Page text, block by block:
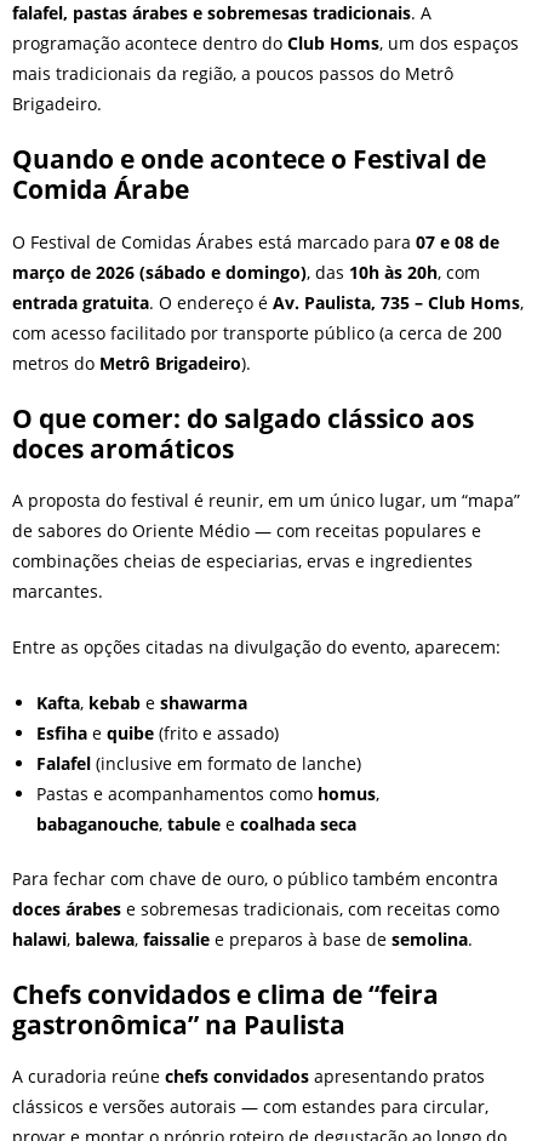
falafel, pastas árabes e sobremesas tradicionais. A
programação acontece dentro do Club Homs, um dos espaços
mais tradicionais da região, a poucos passos do Metrô
Brigadeiro.
Quando e onde acontece o Festival de
Comida Árabe
O Festival de Comidas Árabes está marcado para 07 e 08 de
março de 2026 (sábado e domingo), das 10h às 20h, com
entrada gratuita. O endereço é Av. Paulista, 735 – Club Homs,
com acesso facilitado por transporte público (a cerca de 200
metros do Metrô Brigadeiro).
O que comer: do salgado clássico aos
doces aromáticos
A proposta do festival é reunir, em um único lugar, um “mapa”
de sabores do Oriente Médio — com receitas populares e
combinações cheias de especiarias, ervas e ingredientes
marcantes.
Entre as opções citadas na divulgação do evento, aparecem:
Kafta, kebab e shawarma
Esfiha e quibe (frito e assado)
Falafel (inclusive em formato de lanche)
Pastas e acompanhamentos como homus,
babaganouche, tabule e coalhada seca
Para fechar com chave de ouro, o público também encontra
doces árabes e sobremesas tradicionais, com receitas como
halawi, balewa, faissalie e preparos à base de semolina.
Chefs convidados e clima de “feira
gastronômica” na Paulista
A curadoria reúne chefs convidados apresentando pratos
clássicos e versões autorais — com estandes para circular,